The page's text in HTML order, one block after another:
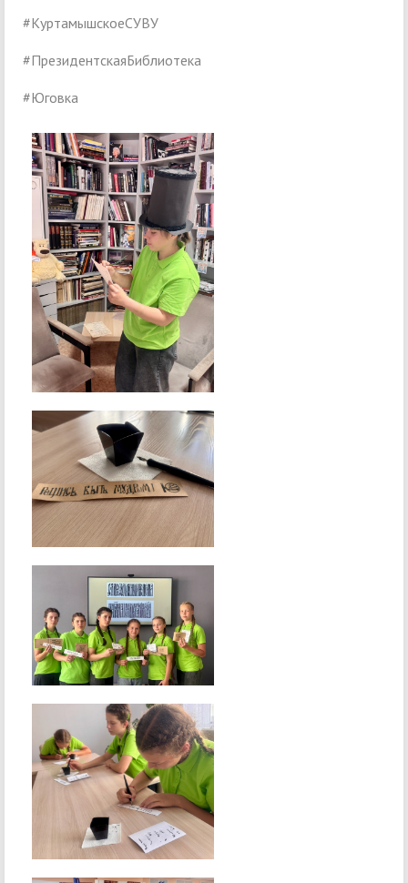
#КуртамышскоеСУВУ
#ПрезидентскаяБиблиотека
#Юговка